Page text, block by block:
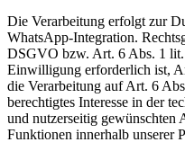
Die Verarbeitung erfolgt zur
WhatsApp-Integration.
DSGVO bzw. Art. 6 Abs. 1
Einwilligung erforderlich ist,
die Verarbeitung auf Art. 6
berechtigtes Interesse in der
und nutzerseitig
Funktionen innerhalb unserer